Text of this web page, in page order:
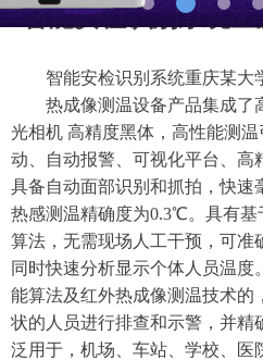
智能安检识别系统
智能安检识别系统重庆某大
热成像测温设备产品集成了
光相机 高精度黑体，高性能测
动、自动报警、可视化平台、高
具备自动面部识别和抓拍，快速
热感测温精确度为0.3℃。具有
算法，无需现场人工干预，可准
同时快速分析显示个体人员温度
能算法及红外热成像测温技术的
状的人员进行排查和示警，并
泛用于，机场、车站、学校、医